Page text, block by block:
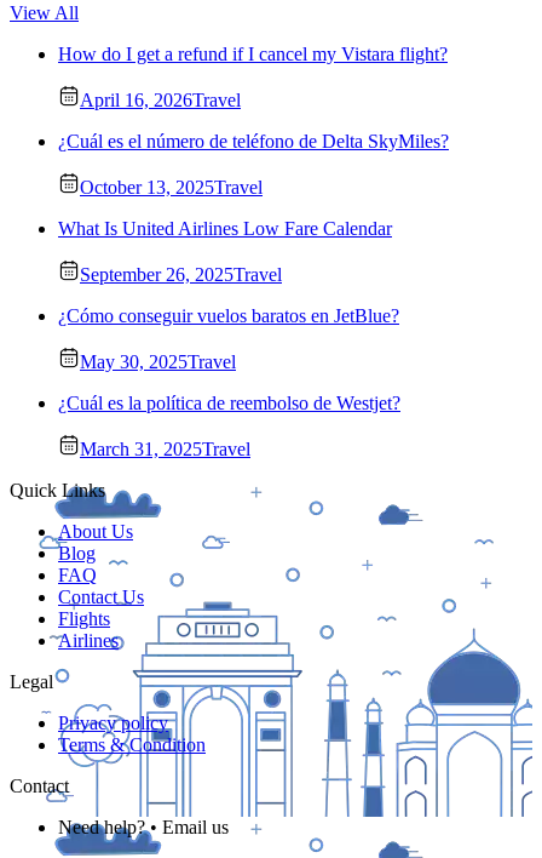
View All
How do I get a refund if I cancel my Vistara flight?
April 16, 2026Travel
¿Cuál es el número de teléfono de Delta SkyMiles?
October 13, 2025Travel
What Is United Airlines Low Fare Calendar
September 26, 2025Travel
¿Cómo conseguir vuelos baratos en JetBlue?
May 30, 2025Travel
¿Cuál es la política de reembolso de Westjet?
March 31, 2025Travel
Quick Links
About Us
Blog
FAQ
Contact Us
Flights
Airlines
Legal
Privacy policy
Terms & Condition
Contact
Need help? • Email us